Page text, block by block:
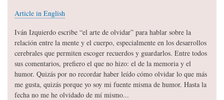
Article in English
Iván Izquierdo escribe “el arte de olvidar” para hablar sobre la
relación entre la mente y el cuerpo, especialmente en los desarrollos
cerebrales que permiten escoger recuerdos y guardarlos. Entre todos
sus comentarios, prefiero el que no hizo: el de la memoria y el
humor. Quizás por no recordar haber leído cómo olvidar lo que más
me gusta, quizás porque yo soy mi fuente misma de humor. Hasta la
fecha no me he olvidado de mí mismo...